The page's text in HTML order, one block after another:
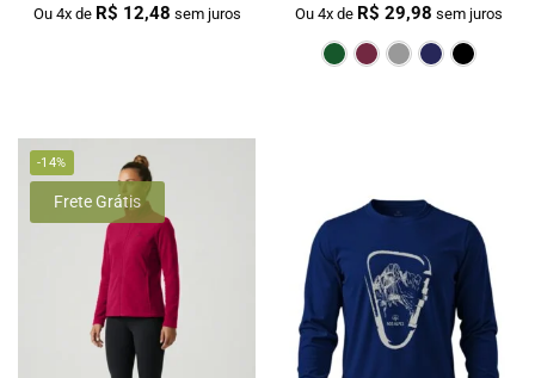
Ou 4x de R$ 12,48 sem juros
Ou 4x de R$ 29,98 sem juros
Verde Escuro
Bordô
-14%
Frete Grátis